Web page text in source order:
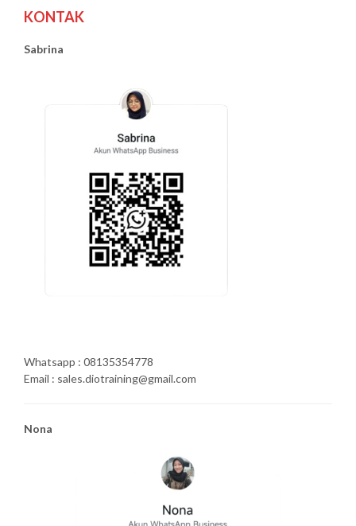
KONTAK
Sabrina
Whatsapp : 08135354778
Email : sales.diotraining@gmail.com
Nona